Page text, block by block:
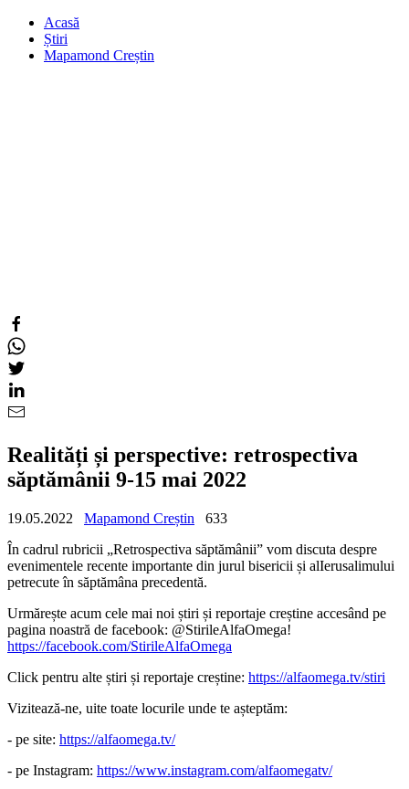
Acasă
Știri
Mapamond Creștin
Realități și perspective: retrospectiva
săptămânii 9-15 mai 2022
19.05.2022 Mapamond Creștin
633
În cadrul rubricii „Retrospectiva săptămânii” vom discuta despre
evenimentele recente importante din jurul bisericii și alIerusalimului
petrecute în săptămâna precedentă.
Urmărește acum cele mai noi știri și reportaje creștine accesând pe
pagina noastră de facebook: @StirileAlfaOmega!
https://facebook.com/StirileAlfaOmega
Click pentru alte știri și reportaje creștine: https://alfaomega.tv/stiri
Vizitează-ne, uite toate locurile unde te așteptăm:
- pe site: https://alfaomega.tv/
- pe Instagram: https://www.instagram.com/alfaomegatv/